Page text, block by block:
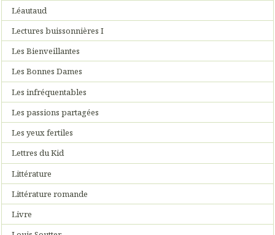
Léautaud
Lectures buissonnières I
Les Bienveillantes
Les Bonnes Dames
Les infréquentables
Les passions partagées
Les yeux fertiles
Lettres du Kid
Littérature
Littérature romande
Livre